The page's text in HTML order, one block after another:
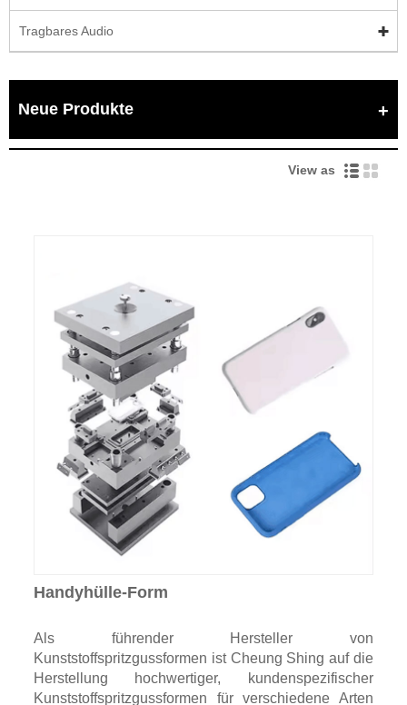
Tragbares Audio
Neue Produkte
View as
Handyhülle-Form
Als führender Hersteller von
Kunststoffspritzgussformen ist Cheung Shing auf die
Herstellung hochwertiger, kundenspezifischer
Kunststoffspritzgussformen für verschiedene Arten